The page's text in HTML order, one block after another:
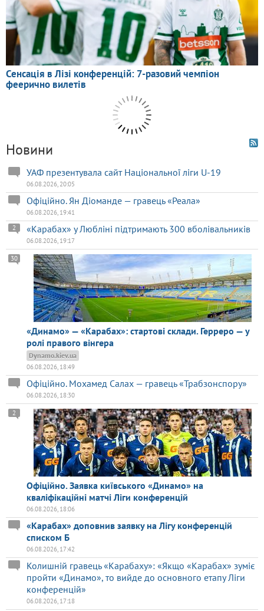
Новини
УАФ презентувала сайт Національної ліги U-19
06.08.2026, 20:05
Офіційно. Ян Діоманде — гравець «Реала»
06.08.2026, 19:41
«Карабах» у Любліні підтримають 300 вболівальників
2
06.08.2026, 19:17
«Динамо» — «Карабах»: стартові склади. Герреро — у
ролі правого вінгера
30
Dynamo.kiev.ua
06.08.2026, 18:49
Офіційно. Мохамед Салах — гравець «Трабзонспору»
06.08.2026, 18:30
Офіційно. Заявка київського «Динамо» на
кваліфікаційні матчі Ліги конференцій
2
06.08.2026, 18:06
«Карабах» доповнив заявку на Лігу конференцій
списком Б
06.08.2026, 17:42
Колишній гравець «Карабаху»: «Якщо «Карабах» зуміє
пройти «Динамо», то вийде до основного етапу Ліги
конференцій»
06.08.2026, 17:18